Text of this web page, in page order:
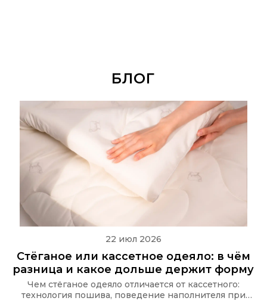
БЛОГ
22 июл 2026
Стёганое или кассетное одеяло: в чём
разница и какое дольше держит форму
Чем стёганое одеяло отличается от кассетного:
технология пошива, поведение наполнителя при